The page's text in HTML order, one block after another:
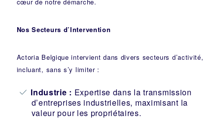
Nos Secteurs d’Intervention
Actoria Belgique intervient dans divers secteurs d’activité,
incluant, sans s’y limiter :
Industrie : Expertise dans la transmission
d’entreprises industrielles, maximisant la
valeur pour les propriétaires.